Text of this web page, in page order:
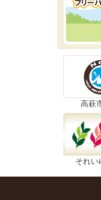
高萩
それい